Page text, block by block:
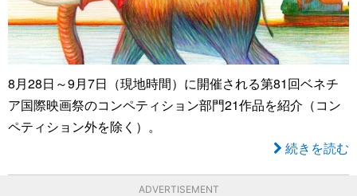
8月28日～9月7日（現地時間）に開催される第81回ベネチ
ア国際映画祭のコンペティション部門21作品を紹介（コン
ペティション外を除く）。
続きを読む
ADVERTISEMENT